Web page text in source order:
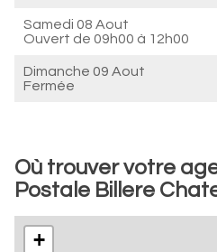
Samedi 08 Aout
Ouvert de 09h00 à 12h00
Dimanche 09 Aout
Fermée
Où trouver votre
Postale Billere
+